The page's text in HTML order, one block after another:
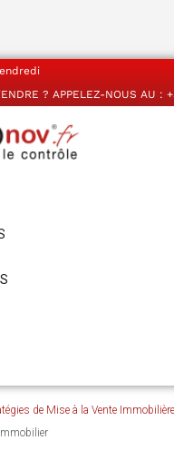
? APPELEZ-NOUS AU :
de Mise à la Vente Immobilière